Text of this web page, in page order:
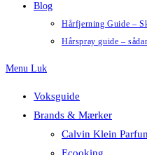
Blog
Hårfjerning Guide –
Hårspray guide –
Menu Luk
Voksguide
Brands & Mærker
Calvin Klein